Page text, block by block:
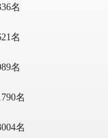
名
名
名
名
名